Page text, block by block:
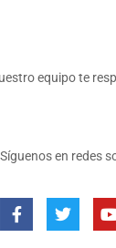
equipo te
Síguenos en redes